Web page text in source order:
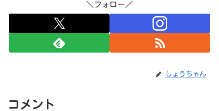
＼フォロー／
しょうちゃん
コメント